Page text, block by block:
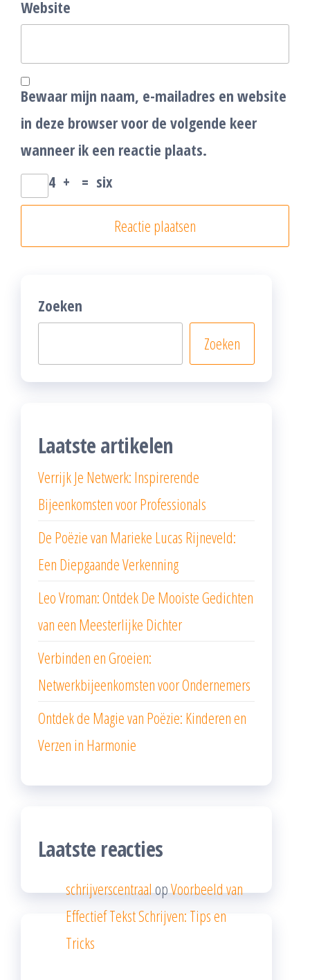
Website
Bewaar mijn naam, e-mailadres en website
in deze browser voor de volgende keer
wanneer ik een reactie plaats.
4 + = six
Zoeken
Zoeken
Laatste artikelen
Verrijk Je Netwerk: Inspirerende
Bijeenkomsten voor Professionals
De Poëzie van Marieke Lucas Rijneveld:
Een Diepgaande Verkenning
Leo Vroman: Ontdek De Mooiste Gedichten
van een Meesterlijke Dichter
Verbinden en Groeien:
Netwerkbijeenkomsten voor Ondernemers
Ontdek de Magie van Poëzie: Kinderen en
Verzen in Harmonie
Laatste reacties
schrijverscentraalopVoorbeeld van
Effectief Tekst Schrijven: Tips en
Tricks